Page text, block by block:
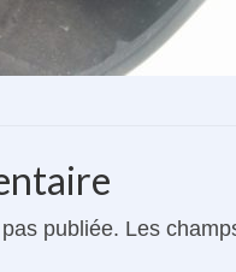
publiée. Les